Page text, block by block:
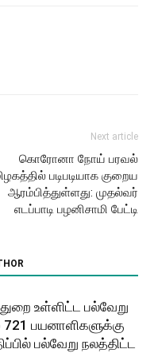
Next article
கொரோனா நோய் பரவல்
படிபடியாக குறைய
ஆரம்பித்துள்ளது: முதல்வர்
எடப்பாடி பழனிசாமி பேட்டி
உள்ளிட்ட பல்வேறு
பயனாளிகளுக்கு
பல்வேறு நலத்திட்ட